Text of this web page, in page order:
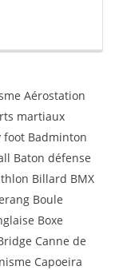
Aérostation
martiaux
Badminton
Baton défense
Billard BMX
Boule
Boxe
Canne de
Capoeira